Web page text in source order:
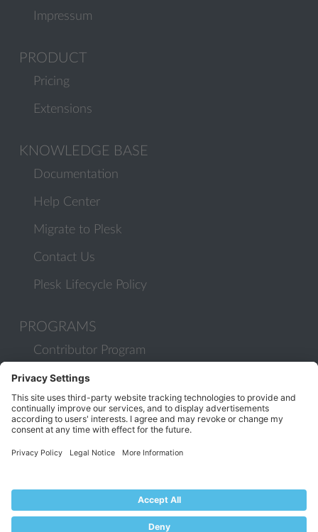
Impressum
PRODUCT
Pricing
Extensions
KNOWLEDGE BASE
Documentation
Help Center
Migrate to Plesk
Contact Us
Plesk Lifecycle Policy
PROGRAMS
Contributor Program
Partner Program
COMMUNITY